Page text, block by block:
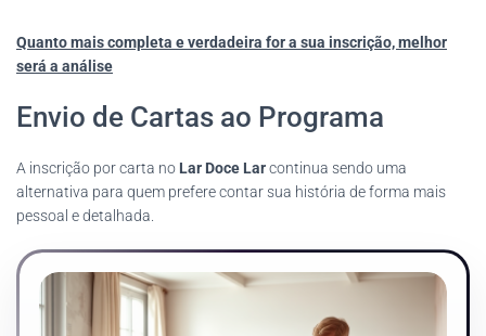
Quanto mais completa e verdadeira for a sua inscrição, melhor
será a análise
Envio de Cartas ao Programa
A inscrição por carta no Lar Doce Larcontinua sendo uma
alternativa para quem prefere contar sua história de forma mais
pessoal e detalhada.